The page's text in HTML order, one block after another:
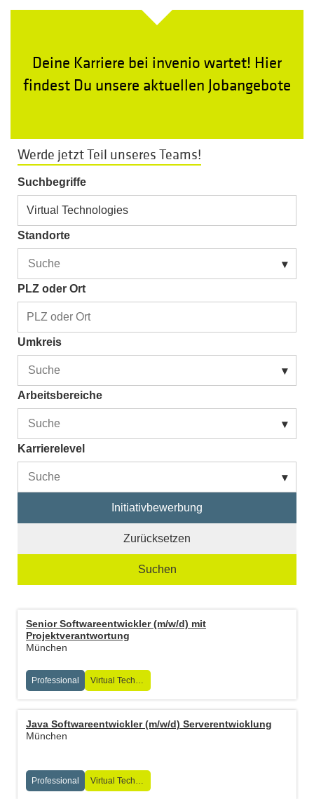
Deine Karriere bei invenio wartet! Hier
findest Du unsere aktuellen Jobangebote
Werde jetzt Teil unseres Teams!
Suchbegriffe
Standorte
▾
PLZ oder Ort
Umkreis
▾
Arbeitsbereiche
▾
Karrierelevel
▾
Initiativbewerbung
Zurücksetzen
Suchen
Senior Softwareentwickler (m/w/d) mit
Projektverantwortung
München
Professional Virtual Technologies
Java Softwareentwickler (m/w/d) Serverentwicklung
München
Professional Virtual Technologies